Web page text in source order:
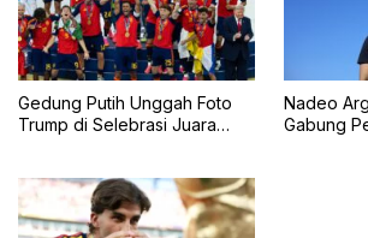
Gedung Putih Unggah Foto
Trump di Selebrasi Juara
Nadeo
Gabung